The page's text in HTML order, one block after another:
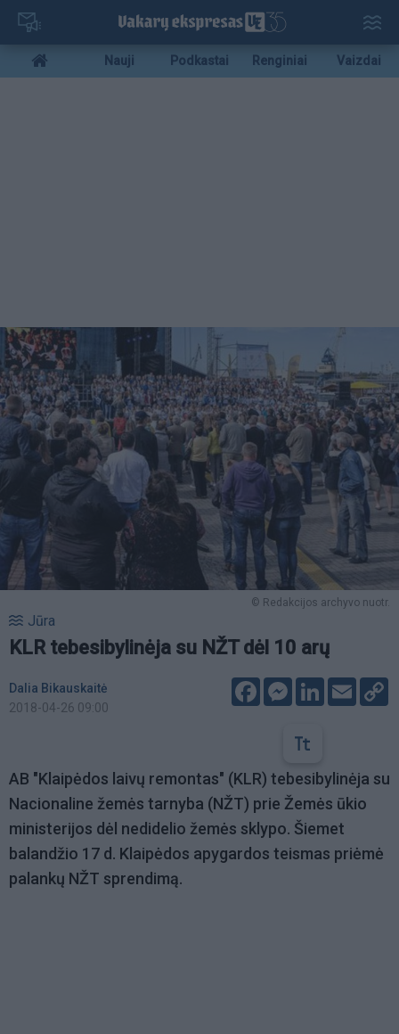
Pereiti
pagrindinį
turinį
Mobile
menu
Nauji Podkastai Renginiai Vaizdai
© Redakcijos archyvo nuotr.
Jūra
KLR tebesibylinėja su NŽT dėl 10 arų
Dalia Bikauskaitė
2018-04-26 09:00
FacebookMessenger
LinkedIn
Email
AB "Klaipėdos laivų remontas" (KLR) tebesibylinėja su
Nacionaline žemės tarnyba (NŽT) prie Žemės ūkio
ministerijos dėl nedidelio žemės sklypo. Šiemet
balandžio 17 d. Klaipėdos apygardos teismas priėmė
palankų NŽT sprendimą.